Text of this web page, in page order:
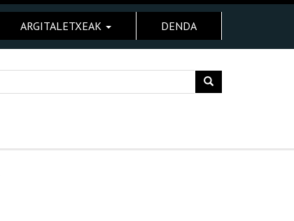
ARGITALETXEAK DENDA